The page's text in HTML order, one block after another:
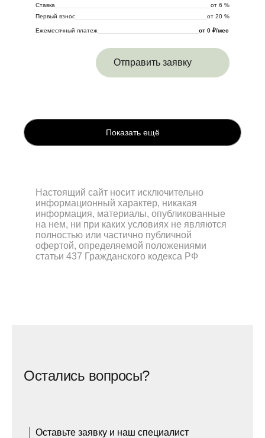
Ставка
от 6 %
Первый взнос
от 20 %
Ежемесячный платеж от 0 ₽/мес
Отправить заявку
Показать ещё
Настоящий сайт носит исключительно
информационный характер, никакая
информация, материалы, опубликованные
на нем, ни при каких условиях не являются
полностью или частично публичной
офертой, определяемой положениями
статьи 437 Гражданского кодекса РФ
Остались вопросы?
Оставьте заявку и наш специалист